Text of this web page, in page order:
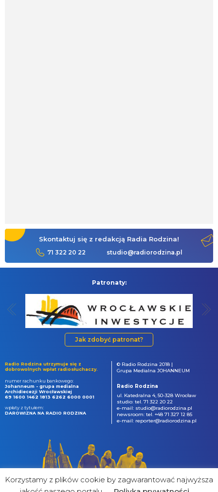
Skontaktuj się z redakcją Radia Rodzina!
71 322 20 22 studio@radiorodzina.pl
Patronaty:
Jak zdobyć patronat?
Radio Rodzina utrzymuje się z
dobrowolnych wpłat radiosłuchaczy.
numer rachunku bankowego:
Johanneum - grupa medialna
Archidiecezji Wrocławskiej
69 1600 1462 1813 6262 6000 0001
wpłaty z tytułem:
DAROWIZNA NA RADIO RODZINA
© Radio Rodzina 2018 |
Grupa Medialna JOHANNEUM
Radio Rodzina
ul. Katedralna 4, 50-328 Wrocław
studio: tel. 71 322 20 22
e-mail: studio@radiorodzina.pl
newsroom: tel. +48 71 327 12 85
e-mail: reporter@radiorodzina.pl
Korzystamy z plików cookie by zagwarantować najwyższa